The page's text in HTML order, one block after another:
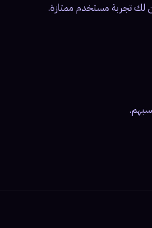
لك تجربة مستخدم ممتازة.